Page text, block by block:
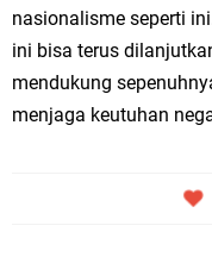
nasionalisme seperti
ini bisa terus
mendukung
menjaga keutuhan